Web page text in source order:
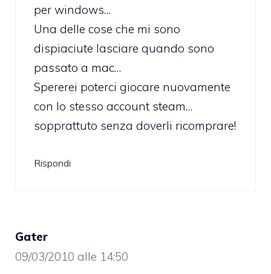
per windows…
Una delle cose che mi sono
dispiaciute lasciare quando sono
passato a mac…
Spererei poterci giocare nuovamente
con lo stesso account steam…
sopprattuto senza doverli ricomprare!
Rispondi
Gater
09/03/2010 alle 14:50